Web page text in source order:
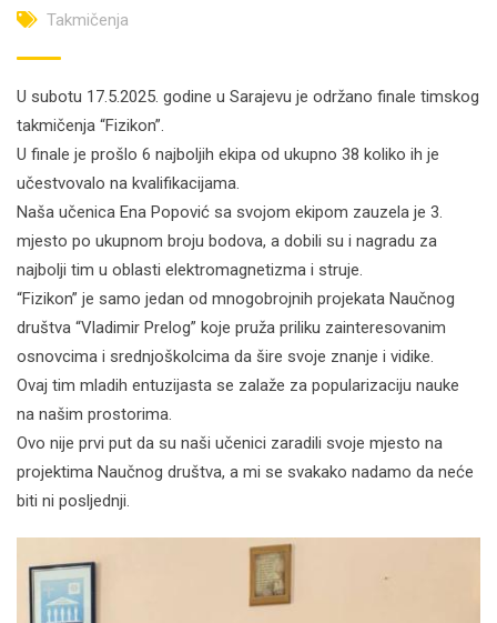
Takmičenja
U subotu 17.5.2025. godine u Sarajevu je održano finale timskog
takmičenja “Fizikon”.
U finale je prošlo 6 najboljih ekipa od ukupno 38 koliko ih je
učestvovalo na kvalifikacijama.
Naša učenica Ena Popović sa svojom ekipom zauzela je 3.
mjesto po ukupnom broju bodova, a dobili su i nagradu za
najbolji tim u oblasti elektromagnetizma i struje.
“Fizikon” je samo jedan od mnogobrojnih projekata Naučnog
društva “Vladimir Prelog” koje pruža priliku zainteresovanim
osnovcima i srednjoškolcima da šire svoje znanje i vidike.
Ovaj tim mladih entuzijasta se zalaže za popularizaciju nauke
na našim prostorima.
Ovo nije prvi put da su naši učenici zaradili svoje mjesto na
projektima Naučnog društva, a mi se svakako nadamo da neće
biti ni posljednji.